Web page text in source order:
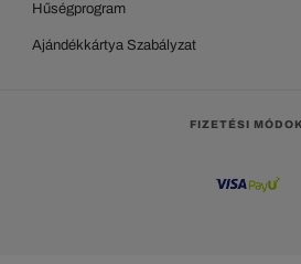
Hűségprogram
Ajándékkártya Szabályzat
FIZETÉSI MÓDOK